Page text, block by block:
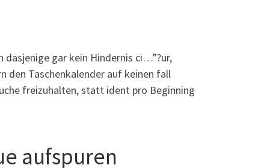
gar kein Hindernis ci…”?ur,
den Taschenkalender auf keinen fall
freizuhalten, statt ident pro Beginning
aufspuren